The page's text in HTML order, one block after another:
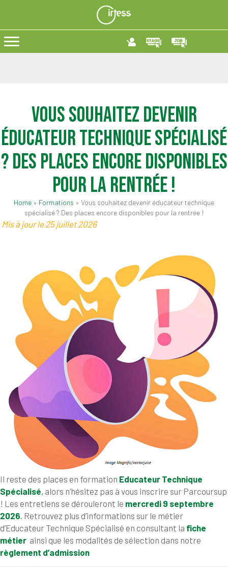
Vous souhaitez devenir
éducateur technique spécialisé
? Des places encore disponibles
pour la rentrée !
Home » Formations » Vous souhaitez devenir éducateur technique
spécialisé ? Des places encore disponibles pour la rentrée !
Mis à jour le 25 juillet 2026
Il reste des places en formation Educateur Technique
Spécialisé, alors n’hésitez pas à vous inscrire sur Parcoursup
! Les entretiens se dérouleront le mercredi 9 septembre
2026. Retrouvez plus d’informations sur le métier
d’Educateur Technique Spécialisé en consultant la fiche
métier ainsi que les modalités de sélection dans notre
règlement d’admission